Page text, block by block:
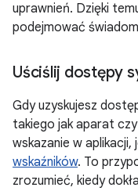
uprawnień. Dzięki
podejmować
Uściślij dostępy
Gdy uzyskujesz
takiego jak aparat
wskazanie w aplikacji,
wskaźników. To
zrozumieć, kiedy